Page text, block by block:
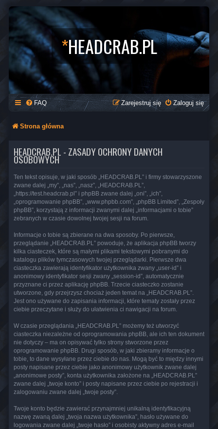
*HEADCRAB.PL
FAQ Zaloguj się
Zarejestruj się
Strona główna
HEADCRAB.PL - ZASADY OCHRONY DANYCH
OSOBOWYCH
Ten tekst opisuje, w jaki sposób „HEADCRAB.PL” i firmy stowarzyszone
zwane dalej „my”, „nas”, „nasz”, „HEADCRAB.PL”,
„https://test.headcrab.pl” i phpBB zwane dalej „oni”, „ich”,
„oprogramowanie phpBB”, „www.phpbb.com”, „phpBB Limited”, „Zespoły
phpBB”, korzystają z informacji zwanymi dalej „informacjami o tobie”
zebranych w czasie dowolnej twojej sesji na forum.
Informacje o tobie są zbierane na dwa sposoby. Po pierwsze,
przeglądanie „HEADCRAB.PL” powoduje, że aplikacja phpBB tworzy
kilka ciasteczek, które są małymi plikami tekstowymi pobranymi do
katalogu plików tymczasowych twojej przeglądarki. Pierwsze dwa
ciasteczka zawierają identyfikator użytkownika zwany „user-id” i
anonimowy identyfikator sesji zwany „session-id”, automatycznie
przyznane ci przez aplikację phpBB. Trzecie ciasteczko zostanie
utworzone, gdy przejrzysz chociaż jeden temat na „HEADCRAB.PL”.
Jest ono używane do zapisania informacji, które tematy zostały przez
ciebie przeczytane i służy do ułatwienia ci nawigacji na forum.
W czasie przeglądania „HEADCRAB.PL” możemy też utworzyć
ciasteczka niezależne od oprogramowania phpBB, ale ich ten dokument
nie dotyczy – ma on opisywać tylko strony stworzone przez
oprogramowanie phpBB. Drugi sposób, w jaki zbieramy informacje o
tobie, to dane wysyłane przez ciebie do nas. Mogą być to między innymi
posty napisane przez ciebie jako anonimowy użytkownik zwane dalej
„anonimowe posty”, konta użytkownika założone na „HEADCRAB.PL”
zwane dalej „twoje konto” i posty napisane przez ciebie po rejestracji i
zalogowaniu zwane dalej „twoje posty”.
Twoje konto będzie zawierać przynajmniej unikalną identyfikacyjną
nazwę zwaną dalej „twoja nazwa użytkownika”, hasło używane do
logowania zwane dalej „twoje hasło” i osobisty aktywny adres e-mail